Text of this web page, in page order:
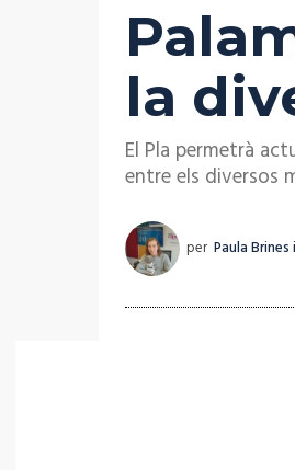
la
El Pla permetrà
entre els diversos
per Paula Brines